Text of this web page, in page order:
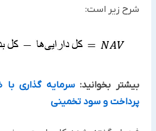
شرح زیر است:
بیشتر بخوانید:سرمایه گذاری با
پرداخت و سود تخمینی